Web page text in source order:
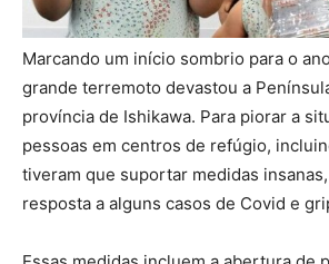
Marcando um início sombrio para o
grande terremoto devastou a
província de Ishikawa. Para piorar a
pessoas em centros de refúgio,
tiveram que suportar medidas
resposta a alguns casos de Covid e